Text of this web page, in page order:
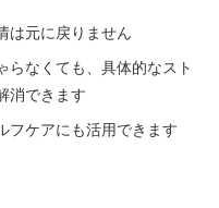
元に戻りません
なくても、具体的なスト
消できます
ケアにも活用できます